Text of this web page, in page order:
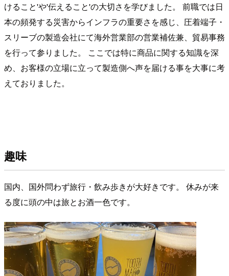
けること'や'伝えること'の大切さを学びました。 前職では日
本の頻発する災害からインフラの重要さを感じ、圧着端子・
スリーブの製造会社にて海外営業部の営業補佐兼、貿易事務
を行って参りました。 ここでは特に商品に関する知識を深
め、お客様の立場に立って製造側へ声を届ける事を大事に考
えておりました。
趣味
国内、国外問わず旅行・飲み歩きが大好きです。 休みが来
る度に頭の中は旅とお酒一色です。